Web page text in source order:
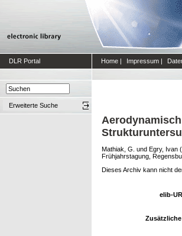
DLR Portal Home | Impressum |
Erweiterte Suche
Mathiak, G. und Egry, Ivan
Frühjahrstagung,
Dieses Archiv kann nicht
elib-